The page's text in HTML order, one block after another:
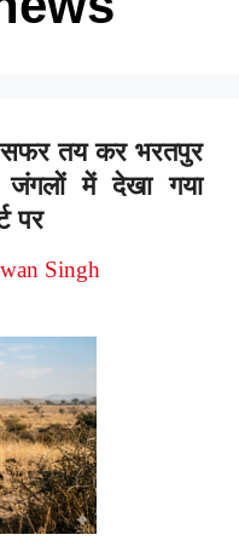
सफर तय कर भरतपुर
जंगलों में देखा गया
पर
Singh